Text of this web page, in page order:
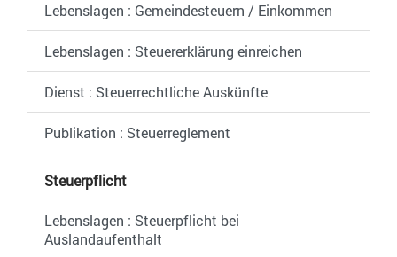
Lebenslagen : Gemeindesteuern / Einkommen
Lebenslagen : Steuererklärung einreichen
Dienst : Steuerrechtliche Auskünfte
Publikation : Steuerreglement
Steuerpflicht
Lebenslagen : Steuerpflicht bei
Auslandaufenthalt